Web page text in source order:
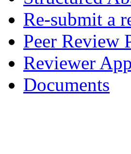
Re-submit a
Peer Review
Reviewer
Documents